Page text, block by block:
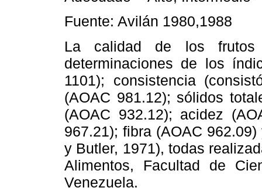
Fuente: Avilán 1980,1988
La calidad de los
determinaciones de los
1101); consistencia
(AOAC 981.12); sólidos
(AOAC 932.12); acidez
967.21); fibra (AOAC
y Butler, 1971), todas
Alimentos, Facultad de
Venezuela.